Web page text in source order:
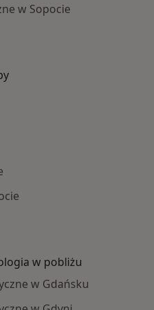
w Sopocie
w pobliżu
w Gdańsku